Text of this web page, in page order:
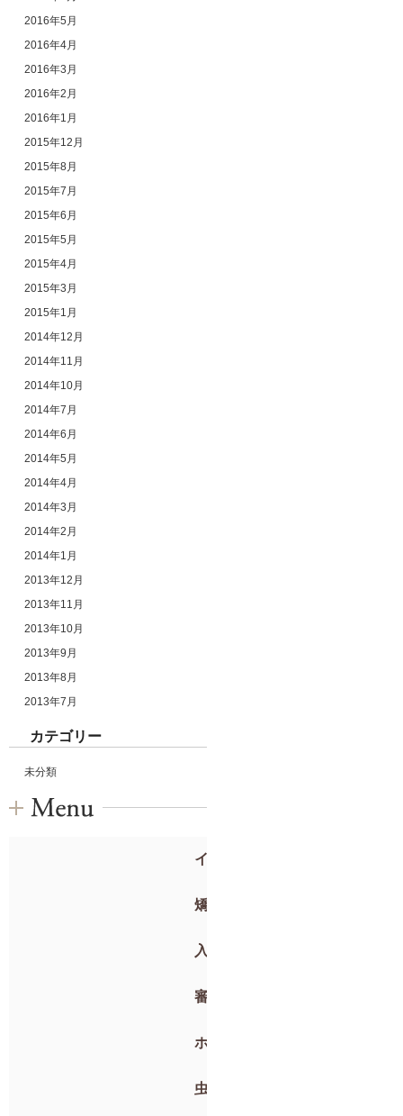
2016年5月
2016年4月
2016年3月
2016年2月
2016年1月
2015年12月
2015年8月
2015年7月
2015年6月
2015年5月
2015年4月
2015年3月
2015年1月
2014年12月
2014年11月
2014年10月
2014年7月
2014年6月
2014年5月
2014年4月
2014年3月
2014年2月
2014年1月
2013年12月
2013年11月
2013年10月
2013年9月
2013年8月
2013年7月
カテゴリー
未分類
インプラント
矯正歯科
入れ歯
審美歯科
ホワイトニング
虫歯治療・抜歯